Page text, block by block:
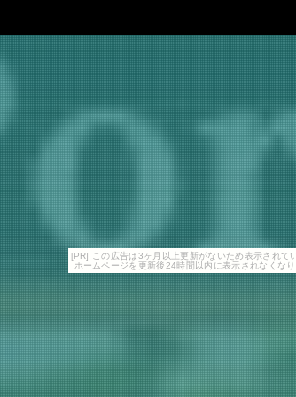
[PR] この広告は3ヶ月以上更新がないため表示されて
ホームページを更新後24時間以内に表示されなくなり